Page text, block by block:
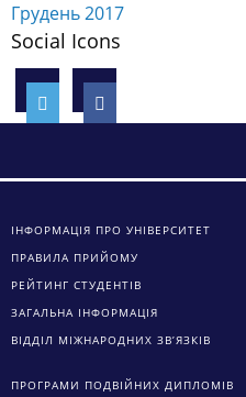
Грудень 2017
Social Icons
ІНФОРМАЦІЯ ПРО УНІВЕРСИТЕТ
ПРАВИЛА ПРИЙОМУ
РЕЙТИНГ СТУДЕНТІВ
ЗАГАЛЬНА ІНФОРМАЦІЯ
ВІДДІЛ МІЖНАРОДНИХ ЗВ’ЯЗКІВ
ПРОГРАМИ ПОДВІЙНИХ ДИПЛОМІВ